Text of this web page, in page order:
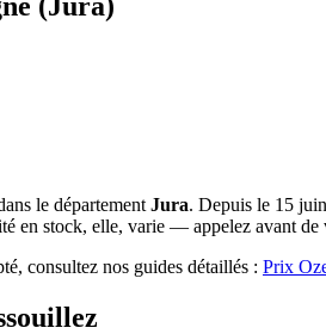
le département Jura. Depuis le 15
en stock, elle, varie — appelez avant de
consultez nos guides détaillés : Prix